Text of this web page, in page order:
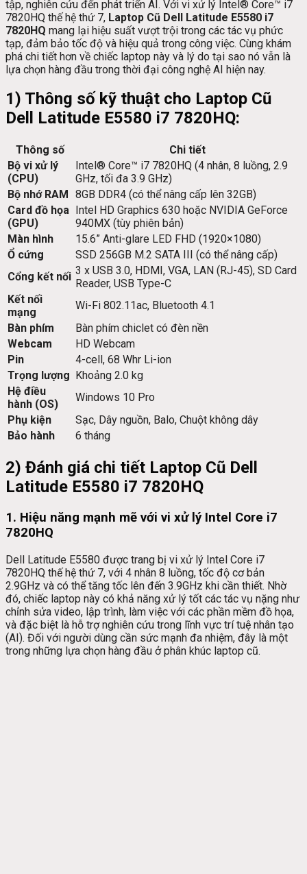
tập, nghiên cứu đến phát triển AI. Với vi xử lý Intel® Core™ i7
7820HQ thế hệ thứ 7, Laptop Cũ Dell Latitude E5580 i7
7820HQ mang lại hiệu suất vượt trội trong các tác vụ phức
tạp, đảm bảo tốc độ và hiệu quả trong công việc. Cùng khám
phá chi tiết hơn về chiếc laptop này và lý do tại sao nó vẫn là
lựa chọn hàng đầu trong thời đại công nghệ AI hiện nay.
1) Thông số kỹ thuật cho Laptop Cũ
Dell Latitude E5580 i7 7820HQ:
Thông số
Chi tiết
Bộ vi xử lý
(CPU)
Intel® Core™ i7 7820HQ (4 nhân, 8 luồng, 2.9
GHz, tối đa 3.9 GHz)
Bộ nhớ RAM
8GB DDR4 (có thể nâng cấp lên 32GB)
Card đồ họa
(GPU)
Intel HD Graphics 630 hoặc NVIDIA GeForce
940MX (tùy phiên bản)
Màn hình
15.6” Anti-glare LED FHD (1920×1080)
Ổ cứng
SSD 256GB M.2 SATA III (có thể nâng cấp)
Cổng kết nối 3 x USB 3.0, HDMI, VGA, LAN (RJ-45), SD Card
Reader, USB Type-C
Kết nối
mạng
Wi-Fi 802.11ac, Bluetooth 4.1
Bàn phím
Bàn phím chiclet có đèn nền
Webcam
HD Webcam
Pin
4-cell, 68 Whr Li-ion
Trọng lượng
Khoảng 2.0 kg
Hệ điều
hành (OS)
Windows 10 Pro
Phụ kiện
Sạc, Dây nguồn, Balo, Chuột không dây
Bảo hành
6 tháng
2) Đánh giá chi tiết Laptop Cũ Dell
Latitude E5580 i7 7820HQ
1. Hiệu năng mạnh mẽ với vi xử lý Intel Core i7
7820HQ
Dell Latitude E5580 được trang bị vi xử lý Intel Core i7
7820HQ thế hệ thứ 7, với 4 nhân 8 luồng, tốc độ cơ bản
2.9GHz và có thể tăng tốc lên đến 3.9GHz khi cần thiết. Nhờ
đó, chiếc laptop này có khả năng xử lý tốt các tác vụ nặng như
chỉnh sửa video, lập trình, làm việc với các phần mềm đồ họa,
và đặc biệt là hỗ trợ nghiên cứu trong lĩnh vực trí tuệ nhân tạo
(AI). Đối với người dùng cần sức mạnh đa nhiệm, đây là một
trong những lựa chọn hàng đầu ở phân khúc laptop cũ.